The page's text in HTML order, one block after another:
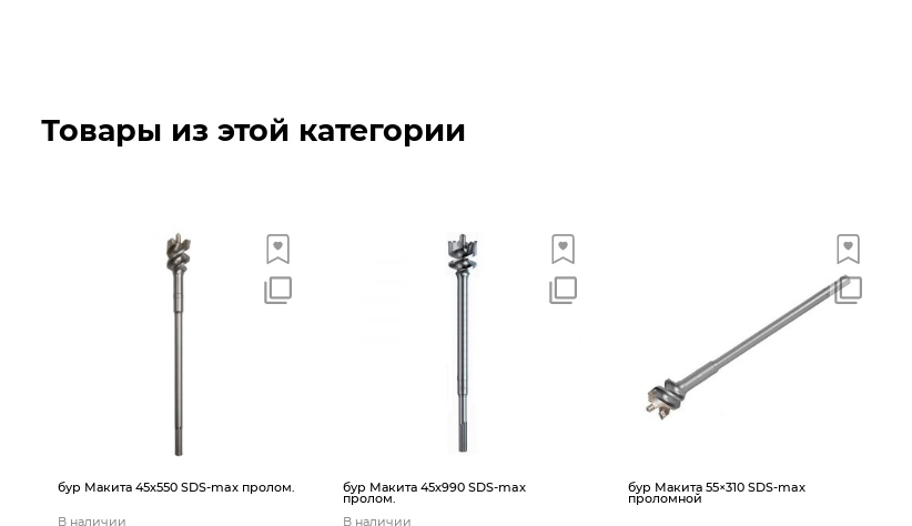
Товары из этой категории
бур Макита 45х550 SDS-max пролом.
В наличии
бур Макита 45х990 SDS-max
пролом.
В наличии
бур Макита 55×310 SDS-max
проломной